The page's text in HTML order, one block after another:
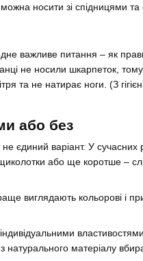
носити зі спідницями
важливе питання – як
не носили шкарпеток,
та не натирає ноги. (З
або без
єдиний варіант. У
або ще коротше –
виглядають кольорові і
матеріалу